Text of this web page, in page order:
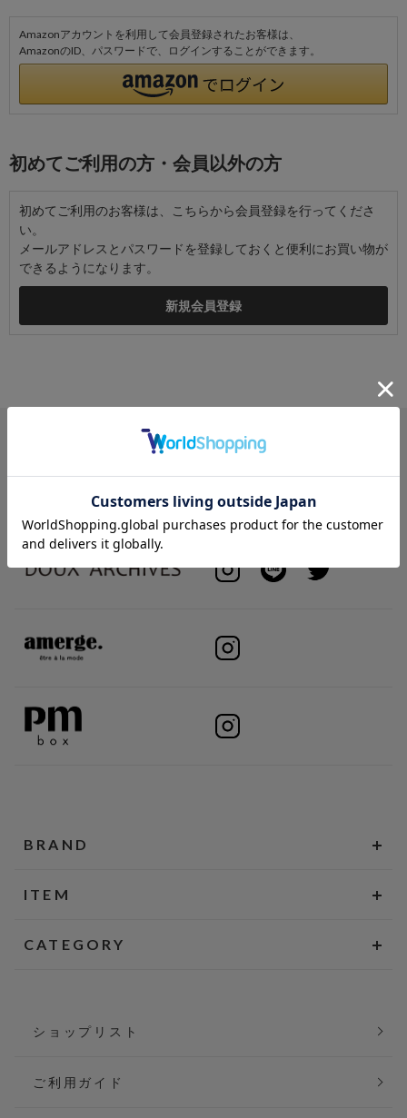
Amazonアカウントを利用して会員登録されたお客様は、
AmazonのID、パスワードで、ログインすることができます。
初めてご利用の方・会員以外の方
初めてご利用のお客様は、こちらから会員登録を行ってくださ
い。
メールアドレスとパスワードを登録しておくと便利にお買い物が
できるようになります。
BRAND
ITEM
CATEGORY
ショップリスト
ご利用ガイド